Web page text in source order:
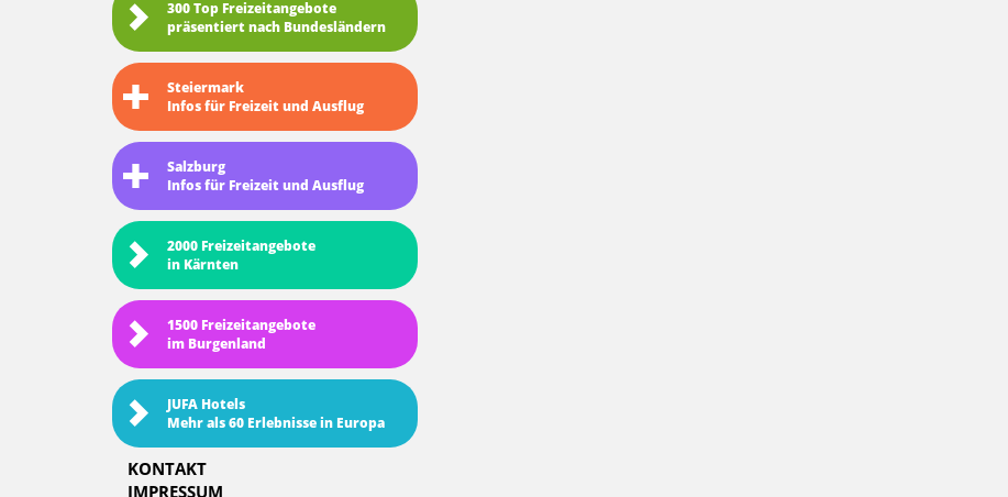
300 Top Freizeitangebote
präsentiert nach Bundesländern
Steiermark
Infos für Freizeit und Ausflug
Salzburg
Infos für Freizeit und Ausflug
2000 Freizeitangebote
in Kärnten
1500 Freizeitangebote
im Burgenland
JUFA Hotels
Mehr als 60 Erlebnisse in Europa
KONTAKT
IMPRESSUM